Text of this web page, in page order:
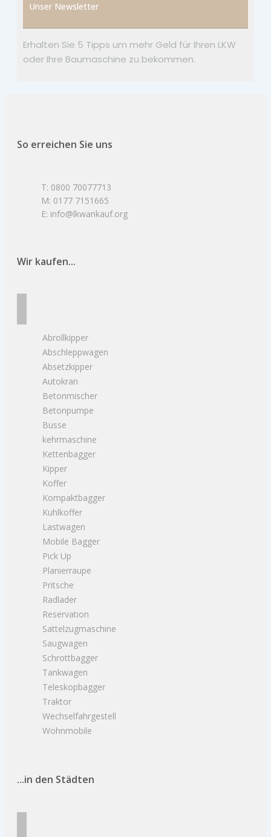
Unser Newsletter
Erhalten Sie 5 Tipps um mehr Geld für Ihren LKW
oder Ihre Baumaschine zu bekommen.
So erreichen Sie uns
T: 0800 70077713
M: 0177 7151665
E: info@lkwankauf.org
Wir kaufen...
Abrollkipper
Abschleppwagen
Absetzkipper
Autokran
Betonmischer
Betonpumpe
Busse
kehrmaschine
Kettenbagger
Kipper
Koffer
Kompaktbagger
Kuhlkoffer
Lastwagen
Mobile Bagger
Pick Up
Planierraupe
Pritsche
Radlader
Reservation
Sattelzugmaschine
Saugwagen
Schrottbagger
Tankwagen
Teleskopbagger
Traktor
Wechselfahrgestell
Wohnmobile
...in den Städten